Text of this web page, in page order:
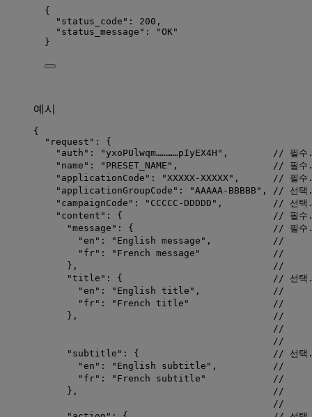
{
"status_code" : 200 ,
"status_message" : "OK"
}
예시
{
"request" : {
"auth" : " yxoPUlwqm…………pIyEX4H " , // 필수.
"name" : " PRESET_NAME " , // 필수
"applicationCode" : "XXXXX-XXXXX" , // 필수.
"applicationGroupCode" : "AAAAA-BBBBB " , // 선택.
"campaignCode" : " CCCCC-DDDDD " , // 선택.
"content" : { // 필수.
"message" : { // 필수.
"en" : " English message " , //
"fr" : " French message "
//
}, //
"title" : { // 선택.
"en" : " English title " , //
"fr" : " French title "
//
}, //
//
//
"subtitle" : { // 선택.
"en" : " English subtitle " , //
"fr" : " French subtitle "
//
}, //
//